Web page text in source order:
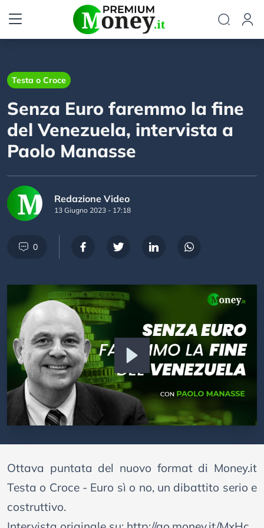
Testa o Croce
Senza Euro faremmo la fine
del Venezuela, intervista a
Paolo Manasse
Redazione Video
13 Giugno 2023 - 17:18
0
Ottava puntata del nuovo format di Money.it
Testa o Croce - Euro sì o no, un dibattito serio e
costruttivo.